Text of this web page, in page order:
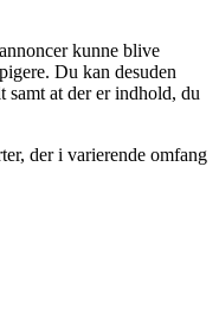
kunne blive
Du kan desuden
samt at der er indhold, du
der i varierende omfang